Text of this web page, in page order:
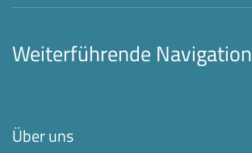
Weiterführende Navigation
Über uns